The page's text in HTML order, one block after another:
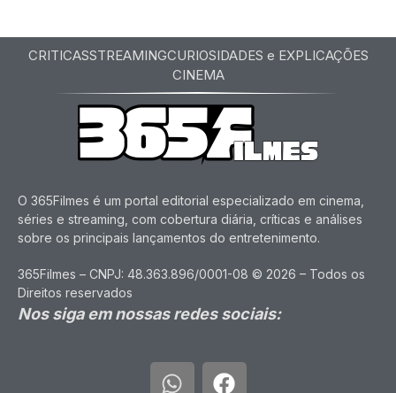
CRITICASSTREAMINGCURIOSIDADES e EXPLICAÇÕES
CINEMA
O 365Filmes é um portal editorial especializado em cinema,
séries e streaming, com cobertura diária, críticas e análises
sobre os principais lançamentos do entretenimento.
365Filmes – CNPJ: 48.363.896/0001-08 © 2026 – Todos os
Direitos reservados
Nos siga em nossas redes sociais: